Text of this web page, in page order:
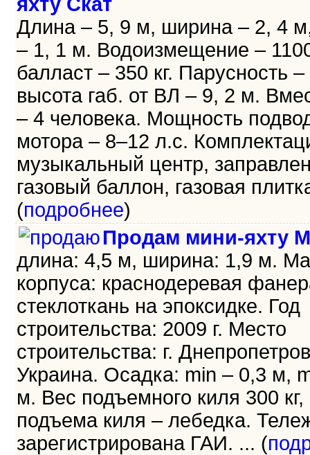
Длина – 5, 9 м, ширина – 2, 4
– 1, 1 м. Водоизмещение – 1100
балласт – 350 кг. Парусность
высота габ. от ВЛ – 9, 2 м.
– 4 человека. Мощность
мотора – 8–12 л.с.
музыкальный центр,
газовый баллон, газовая
(подробнее)
Продам мини-яхту
длина: 4,5 м, ширина: 1,9 м.
корпуса: краснодеревая
стеклоткань на эпоксидке. Год
строительства: 2009 г. Место
строительства: г.
Украина. Осадка: min – 0,3 м,
м. Вес подъемного киля 300
подъема киля – лебедка.
зарегистрирована ГАИ. ... (